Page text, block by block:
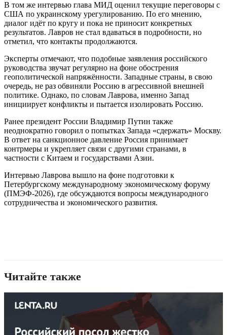
В том же интервью глава МИД оценил текущие переговоры с
США по украинскому урегулированию. По его мнению,
диалог идёт по кругу и пока не приносит конкретных
результатов. Лавров не стал вдаваться в подробности, но
отметил, что контакты продолжаются.
Эксперты отмечают, что подобные заявления российского
руководства звучат регулярно на фоне обострения
геополитической напряжённости. Западные страны, в свою
очередь, не раз обвиняли Россию в агрессивной внешней
политике. Однако, по словам Лаврова, именно Запад
инициирует конфликты и пытается изолировать Россию.
Ранее президент России Владимир Путин также
неоднократно говорил о попытках Запада «сдержать» Москву.
В ответ на санкционное давление Россия принимает
контрмеры и укрепляет связи с другими странами, в
частности с Китаем и государствами Азии.
Интервью Лаврова вышло на фоне подготовки к
Петербургскому международному экономическому форуму
(ПМЭФ-2026), где обсуждаются вопросы международного
сотрудничества и экономического развития.
Читайте также